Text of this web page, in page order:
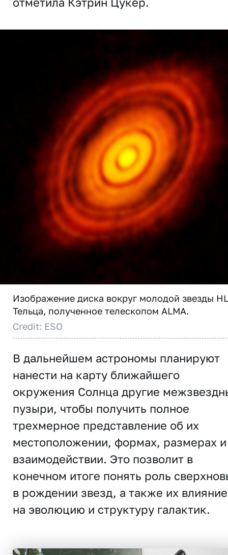
Изображение диска вокруг молодой звезды HL
Тельца, полученное телескопом ALMA.
Credit: ESO
В дальнейшем астрономы планируют
нанести на карту ближайшего
окружения Солнца другие
пузыри, чтобы получить полное
трехмерное представление об их
местоположении, формах, размерах и
взаимодействии. Это позволит в
конечном итоге понять роль
в рождении звезд, а также их влияние
на эволюцию и структуру галактик.